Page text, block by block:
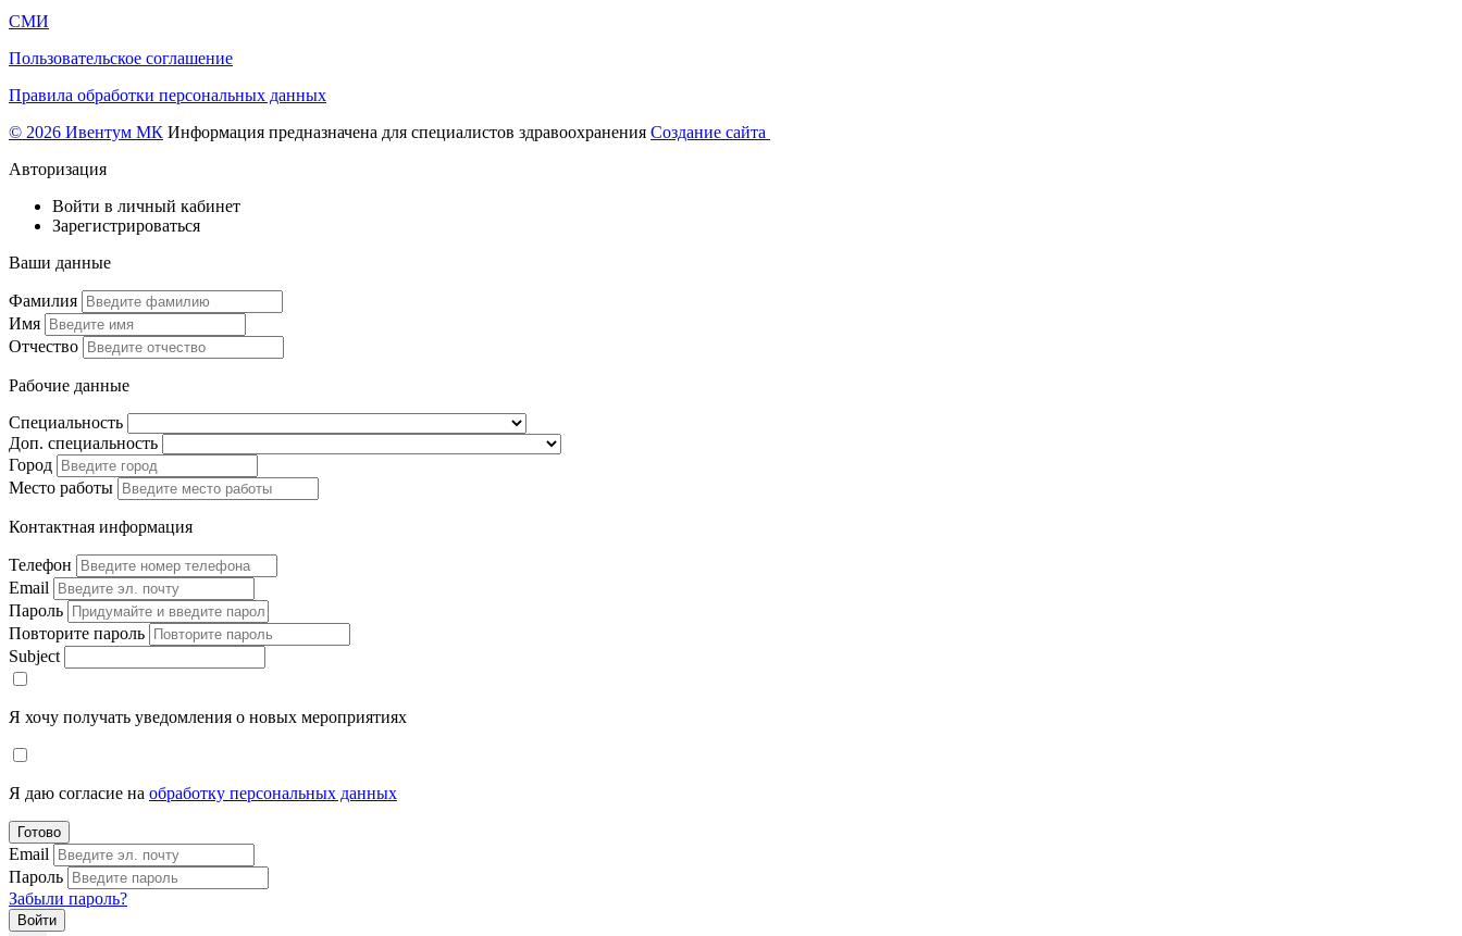
СМИ
Пользовательское соглашение
Правила обработки персональных данных
© 2026 Ивентум МК Информация предназначена для специалистов здравоохранения Создание сайта
Авторизация
Войти в личный кабинет
Зарегистрироваться
Ваши данные
Фамилия
Имя
Отчество
Рабочие данные
Специальность
Доп. специальность
Город
Место работы
Контактная информация
Телефон
Email
Пароль
Повторите пароль
Subject
Я хочу получать уведомления о новых мероприятиях
Я даю согласие на обработку персональных данных
Готово
Email
Пароль
Забыли пароль?
Войти